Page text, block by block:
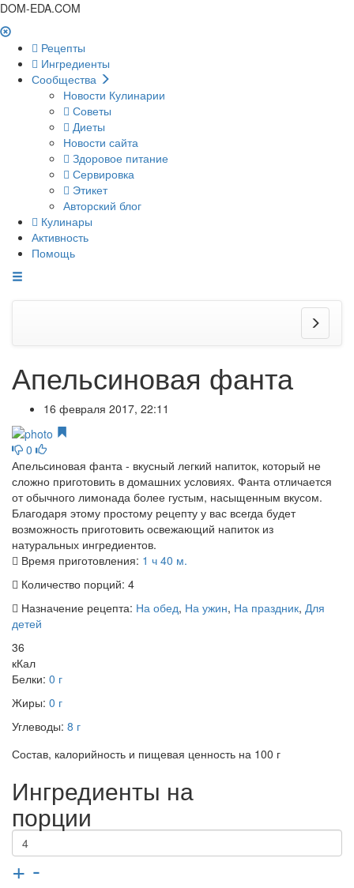
DOM-EDA.COM
Рецепты
Ингредиенты
Сообщества
Новости Кулинарии
Советы
Диеты
Новости сайта
Здоровое питание
Сервировка
Этикет
Авторский блог
Кулинары
Активность
Помощь
Апельсиновая фанта
16 февраля 2017, 22:11
0
Апельсиновая фанта - вкусный легкий напиток, который не
сложно приготовить в домашних условиях. Фанта отличается
от обычного лимонада более густым, насыщенным вкусом.
Благодаря этому простому рецепту у вас всегда будет
возможность приготовить освежающий напиток из
натуральных ингредиентов.
Время приготовления: 1 ч 40 м.
Количество порций: 4
Назначение рецепта: На обед, На ужин, На праздник, Для
детей
36
кКал
Белки: 0 г
Жиры: 0 г
Углеводы: 8 г
Состав, калорийность и пищевая ценность на 100 г
Ингредиенты на
порции
+ -